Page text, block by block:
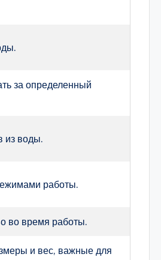
за определенный
из воды.
работы.
во время работы.
и вес, важные для